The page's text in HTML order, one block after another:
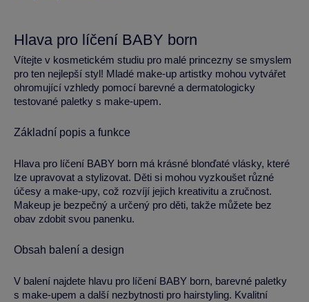
Hlava pro líčení BABY born
Vítejte v kosmetickém studiu pro malé princezny se smyslem
pro ten nejlepší styl! Mladé make-up artistky mohou vytvářet
ohromující vzhledy pomocí barevné a dermatologicky
testované paletky s make-upem.
Základní popis a funkce
Hlava pro líčení BABY born má krásné blonďaté vlásky, které
lze upravovat a stylizovat. Děti si mohou vyzkoušet různé
účesy a make-upy, což rozvíjí jejich kreativitu a zručnost.
Makeup je bezpečný a určený pro děti, takže můžete bez
obav zdobit svou panenku.
Obsah balení a design
V balení najdete hlavu pro líčení BABY born, barevné paletky
s make-upem a další nezbytnosti pro hairstyling. Kvalitní